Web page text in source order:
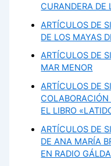
CURANDERA DE
ARTÍCULOS DE
DE LOS MAYAS
ARTÍCULOS DE
MAR MENOR
ARTÍCULOS DE
EL LIBRO
ARTÍCULOS DE
DE ANA MARÍA
EN RADIO